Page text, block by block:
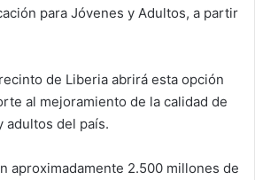
para Jóvenes y Adultos, a partir
de Liberia abrirá esta opción
al mejoramiento de la calidad de
adultos del país.
aproximadamente 2.500 millones de